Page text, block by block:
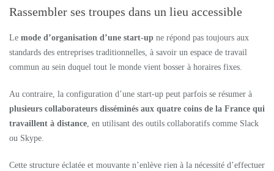
Rassembler ses troupes dans un lieu accessible
Le mode d’organisation d’une start-up ne répond pas toujours aux
standards des entreprises traditionnelles, à savoir un espace de travail
commun au sein duquel tout le monde vient bosser à horaires fixes.
Au contraire, la configuration d’une start-up peut parfois se résumer à
plusieurs collaborateurs disséminés aux quatre coins de la France qui
travaillent à distance, en utilisant des outils collaboratifs comme Slack
ou Skype.
Cette structure éclatée et mouvante n’enlève rien à la nécessité d’effectuer